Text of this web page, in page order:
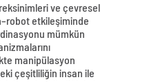
ve çevresel
etkileşiminde
mümkün
manipülasyon
çeşitliliğin insan ile